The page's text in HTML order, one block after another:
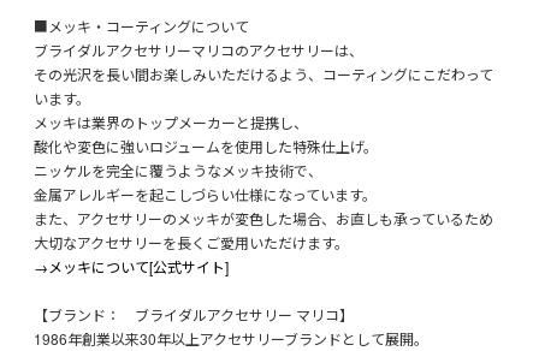
■メッキ・コーティングについて
ブライダルアクセサリーマリコのアクセサリーは、
その光沢を長い間お楽しみいただけるよう、コーティングにこだわって
います。
メッキは業界のトップメーカーと提携し、
酸化や変色に強いロジュームを使用した特殊仕上げ。
ニッケルを完全に覆うようなメッキ技術で、
金属アレルギーを起こしづらい仕様になっています。
また、アクセサリーのメッキが変色した場合、お直しも承っているため
大切なアクセサリーを長くご愛用いただけます。
→メッキについて[公式サイト]
【ブランド： ブライダルアクセサリー マリコ】
1986年創業以来30年以上アクセサリーブランドとして展開。